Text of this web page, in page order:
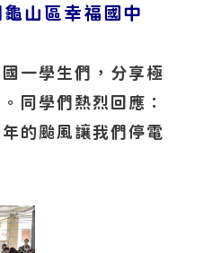
山區幸福國中
一學生們，分享極
同學們熱烈回應：
的颱風讓我們停電